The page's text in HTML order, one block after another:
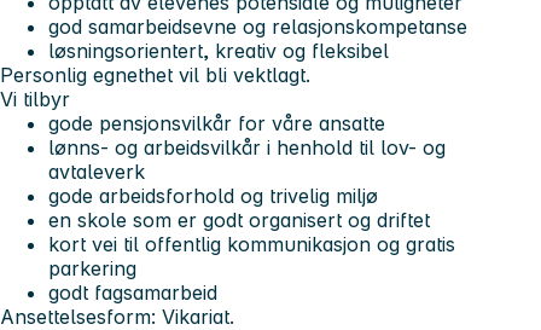
god samarbeidsevne og relasjonskompetanse
løsningsorientert, kreativ og fleksibel
Personlig egnethet vil bli vektlagt.
Vi tilbyr
gode pensjonsvilkår for våre ansatte
lønns- og arbeidsvilkår i henhold til lov- og
avtaleverk
gode arbeidsforhold og trivelig miljø
en skole som er godt organisert og driftet
kort vei til offentlig kommunikasjon og gratis
parkering
godt fagsamarbeid
Ansettelsesform: Vikariat.